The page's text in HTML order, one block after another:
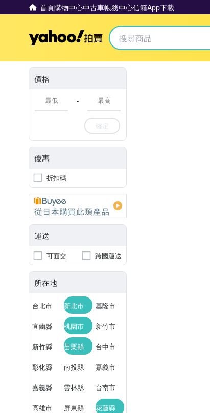
首頁購物中心中古車帳務中心信箱App下載
Yahoo拍賣
價格
-
確定
優惠
折扣碼
運送
可面交 跨國運送
所在地
台北市 新北市 基隆市
宜蘭縣 桃園市 新竹市
新竹縣 苗栗縣 台中市
彰化縣 南投縣 嘉義市
嘉義縣 雲林縣 台南市
高雄市 屏東縣 花蓮縣